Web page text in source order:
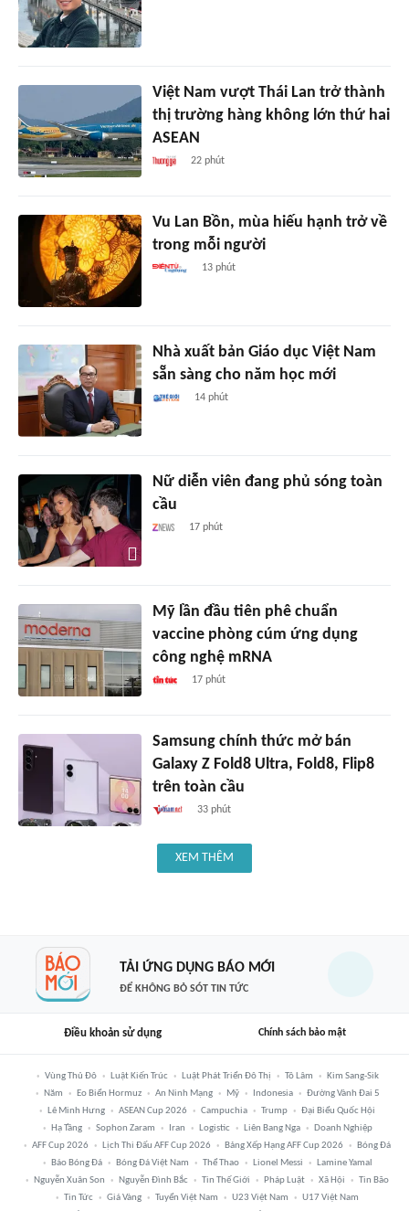
Việt Nam vượt Thái Lan trở thành
thị trường hàng không lớn thứ hai
ASEAN
22 phút
Vu Lan Bồn, mùa hiếu hạnh trở về
trong mỗi người
13 phút
Nhà xuất bản Giáo dục Việt Nam
sẵn sàng cho năm học mới
14 phút
Nữ diễn viên đang phủ sóng toàn
cầu
17 phút
Mỹ lần đầu tiên phê chuẩn
vaccine phòng cúm ứng dụng
công nghệ mRNA
17 phút
Samsung chính thức mở bán
Galaxy Z Fold8 Ultra, Fold8, Flip8
trên toàn cầu
33 phút
XEM THÊM
TẢI ỨNG DỤNG BÁO MỚI
ĐỂ KHÔNG BỎ SÓT TIN TỨC
Điều khoản sử dụng Chính sách bảo mật
Vùng Thủ Đô Luật Kiến Trúc Luật Phát Triển Đô Thị Tô Lâm
Kim Sang-Sik
Năm
Eo Biển Hormuz An Ninh Mạng Mỹ Indonesia
Đường Vành Đai 5
Lê Minh Hưng
ASEAN Cup 2026 Campuchia Trump
Đại Biểu Quốc Hội
Hạ Tầng
Sophon Zaram Iran Logistic Liên Bang Nga
Doanh Nghiệp
AFF Cup 2026
Lịch Thi Đấu AFF Cup 2026 Bảng Xếp Hạng AFF Cup 2026
Bóng Đá
Báo Bóng Đá
Bóng Đá Việt Nam Thể Thao Lionel Messi
Lamine Yamal
Nguyễn Xuân Son
Nguyễn Đình Bắc Tin Thế Giới Pháp Luật Xã Hội
Tin Bão
Tin Tức
Giá Vàng Tuyển Việt Nam U23 Việt Nam
U17 Việt Nam